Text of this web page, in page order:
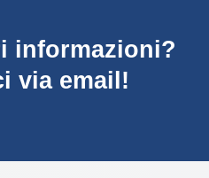
informazioni?
via email!